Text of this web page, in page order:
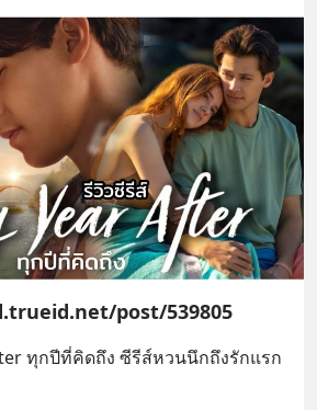
post/539805
ทุกปีที่คิดถึง ซีรีส์หวนนึกถึงรักแรก